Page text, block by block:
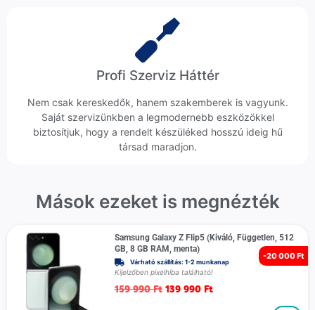
Profi Szerviz Háttér
Nem csak kereskedők, hanem szakemberek is vagyunk.
Saját szervizünkben a legmodernebb eszközökkel
biztosítjuk, hogy a rendelt készüléked hosszú ideig hű
társad maradjon.
Mások ezeket is megnézték
-20 000 Ft
Samsung Galaxy Z Flip5 (Kiváló, Független, 512
GB, 8 GB RAM, menta)
Várható szállítás: 1-2 munkanap
Kijelzőben pixelhiba található!
159 990Ft 139 990 Ft